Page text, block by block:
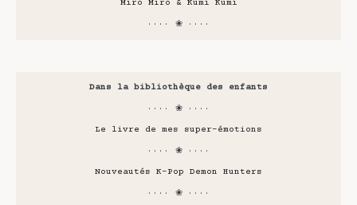
Miro Miro & Kumi Kumi
···· ❀ ····
Dans la bibliothèque des enfants
···· ❀ ····
Le livre de mes super-émotions
···· ❀ ····
Nouveautés K-Pop Demon Hunters
···· ❀ ····